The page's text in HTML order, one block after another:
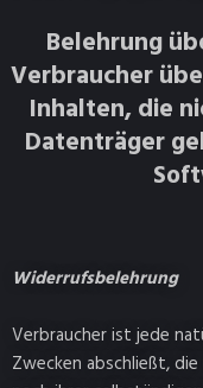
Belehrung
Verbraucher
Inhalten, die
Datenträger
Widerrufsbelehrung
Verbraucher ist jede
Zwecken abschließt,